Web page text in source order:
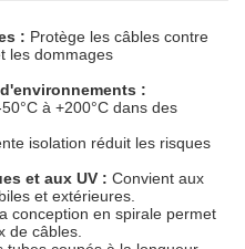
: Protège les câbles contre
les dommages
:
à +200°C dans des
isolation réduit les risques
et aux UV : Convient aux
et extérieures.
conception en spirale permet
de câbles.